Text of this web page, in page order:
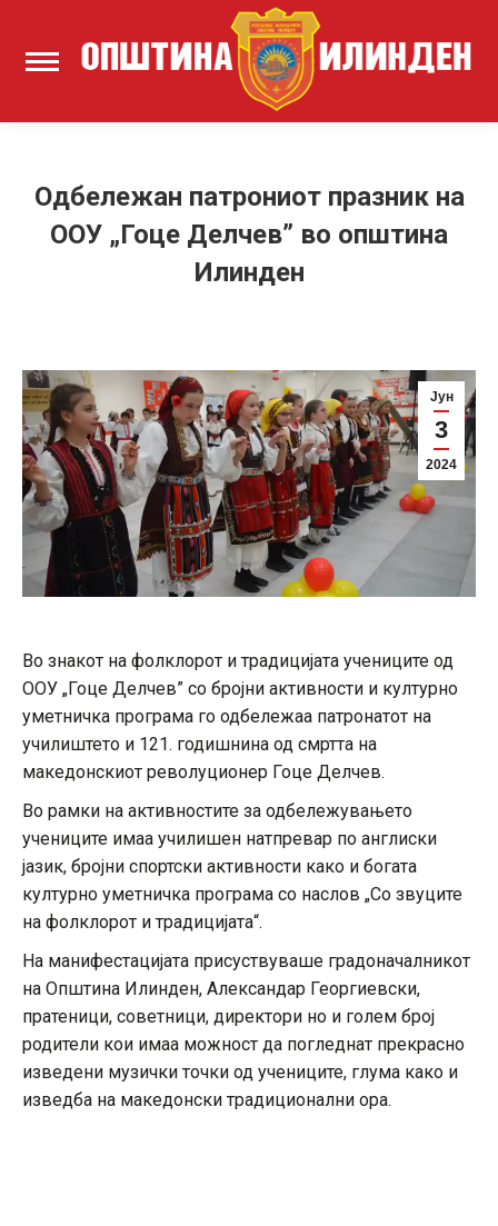
Одбележан патрониот празник на
ООУ „Гоце Делчев” во општина
Илинден
Јун
3
2024
Во знакот на фолклорот и традицијата учениците од
ООУ „Гоце Делчев” со бројни активности и културно
уметничка програма го одбележаа патронатот на
училиштето и 121. годишнина од смртта на
македонскиот револуционер Гоце Делчев.
Во рамки на активностите за одбележувањето
учениците имаа училишен натпревар по англиски
јазик, бројни спортски активности како и богата
културно уметничка програма со наслов „Со звуците
на фолклорот и традицијата“.
На манифестацијата присуствуваше градоначалникот
на Општина Илинден, Александар Георгиевски,
пратеници, советници, директори но и голем број
родители кои имаа можност да погледнат прекрасно
изведени музички точки од учениците, глума како и
изведба на македонски традиционални ора.